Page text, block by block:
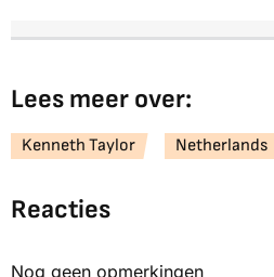
Lees meer over:
Kenneth Taylor Netherlands
Reacties
Nog geen opmerkingen